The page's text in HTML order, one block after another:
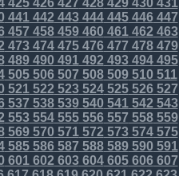
425426427 428429430431
441442 443444445446447
457 458459460461462 463
473474475476477 478479
489490491492 493494495
505506507 508509510511
521522 523524525526527
537 538539540541542 543
553554555556557 558559
569570571572 573574575
585586587 588589590591
601602 603604605606607